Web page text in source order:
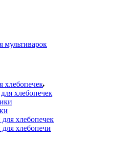
мультиварок
хлебопечек
хлебопечек
хлебопечек
хлебопечи